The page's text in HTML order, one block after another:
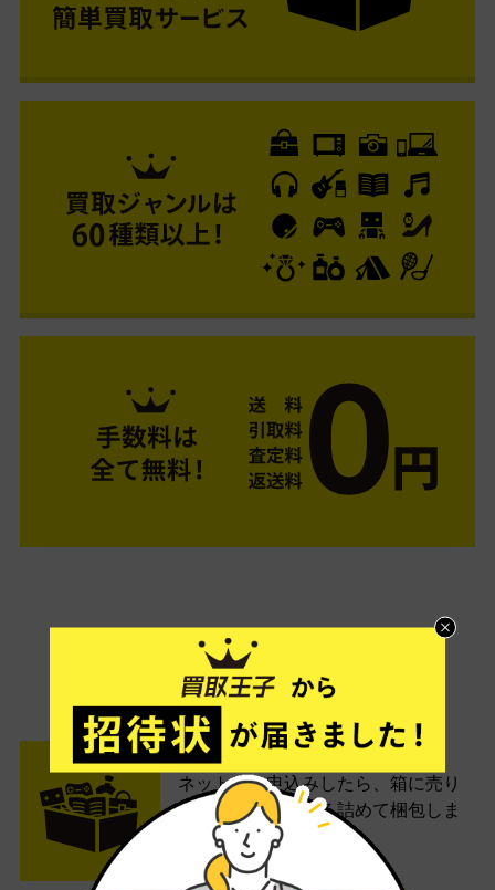
ご利用は簡単3ステップ
STEP1 お申込み・梱包
ネットでお申込みしたら、箱に売り
たい商品をいろいろ詰めて梱包しま
す。